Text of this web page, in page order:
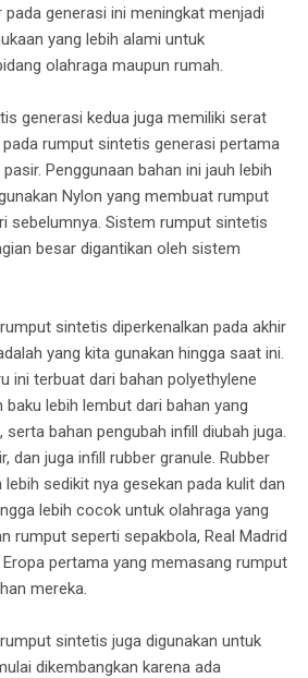
pada generasi ini meningkat menjadi
yang lebih alami untuk
olahraga maupun rumah.
generasi kedua juga memiliki serat
pada rumput sintetis generasi pertama
Penggunaan bahan ini jauh lebih
Nylon yang membuat rumput
sebelumnya. Sistem rumput sintetis
besar digantikan oleh sistem
sintetis diperkenalkan pada akhir
yang kita gunakan hingga saat ini.
ini terbuat dari bahan polyethylene
baku lebih lembut dari bahan yang
serta bahan pengubah infill diubah juga.
dan juga infill rubber granule. Rubber
sedikit nya gesekan pada kulit dan
lebih cocok untuk olahraga yang
rumput seperti sepakbola, Real Madrid
pertama yang memasang rumput
mereka.
sintetis juga digunakan untuk
dikembangkan karena ada